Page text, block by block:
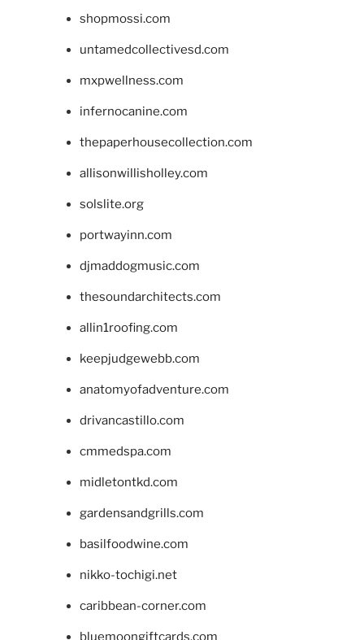
shopmossi.com
untamedcollectivesd.com
mxpwellness.com
infernocanine.com
thepaperhousecollection.com
allisonwillisholley.com
solslite.org
portwayinn.com
djmaddogmusic.com
thesoundarchitects.com
allin1roofing.com
keepjudgewebb.com
anatomyofadventure.com
drivancastillo.com
cmmedspa.com
midletontkd.com
gardensandgrills.com
basilfoodwine.com
nikko-tochigi.net
caribbean-corner.com
bluemoongiftcards.com